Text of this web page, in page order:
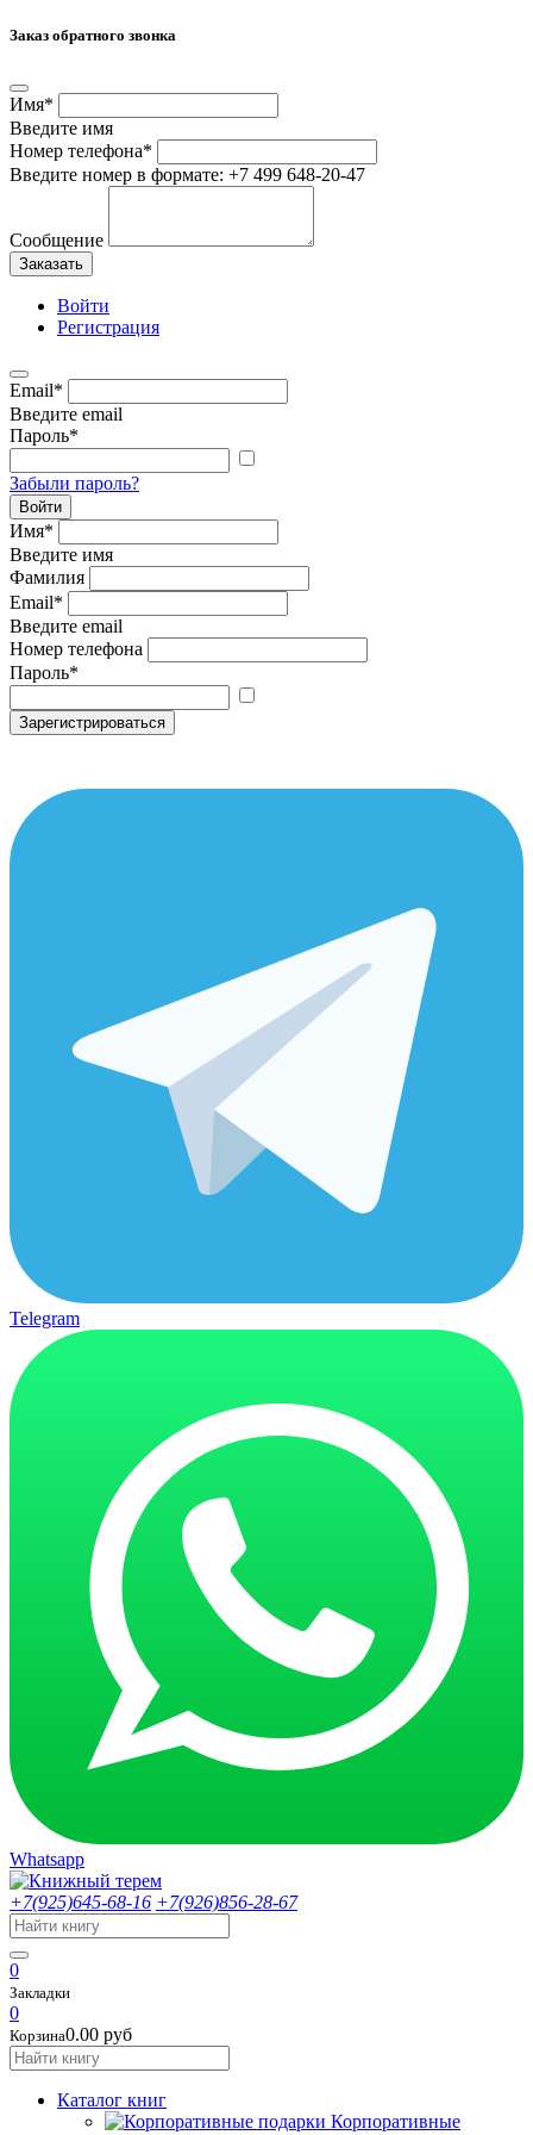
Заказ обратного звонка
Имя*
Введите имя
Номер телефона*
Введите номер в формате: +7 499 648-20-47
Сообщение
Заказать
Войти
Регистрация
Email*
Введите email
Пароль*
Забыли пароль?
Войти
Имя*
Введите имя
Фамилия
Email*
Введите email
Номер телефона
Пароль*
Зарегистрироваться
Telegram
Whatsapp
+7(925)645-68-16 +7(926)856-28-67
0
Закладки
0
Корзина0.00 руб
Каталог книг
Корпоративные